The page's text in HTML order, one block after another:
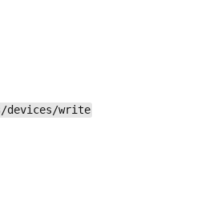
devices/write